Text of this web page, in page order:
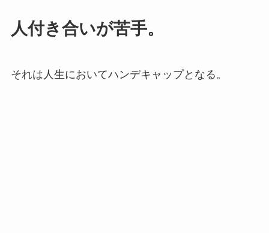
人付き合いが苦手。
それは人生においてハンデキャップとなる。